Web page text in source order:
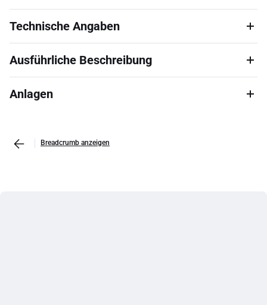
Technische Angaben
Ausführliche Beschreibung
Anlagen
Breadcrumb anzeigen